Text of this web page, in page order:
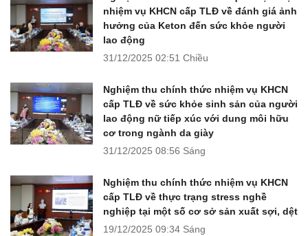
nhiệm vụ KHCN cấp TLĐ về đánh giá ảnh
hưởng của Keton đến sức khỏe người
lao động
31/12/2025 02:51 Chiều
Nghiệm thu chính thức nhiệm vụ KHCN
cấp TLĐ về sức khỏe sinh sản của người
lao động nữ tiếp xúc với dung môi hữu
cơ trong ngành da giày
31/12/2025 08:56 Sáng
Nghiệm thu chính thức nhiệm vụ KHCN
cấp TLĐ về thực trạng stress nghề
nghiệp tại một số cơ sở sản xuất sợi, dệt
19/12/2025 09:34 Sáng